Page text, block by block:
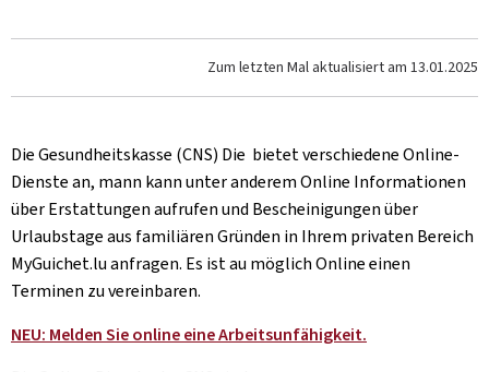
Zum letzten Mal aktualisiert am 13.01.2025
Die Gesundheitskasse (CNS) Die bietet verschiedene Online-
Dienste an, mann kann unter anderem Online Informationen
über Erstattungen aufrufen und Bescheinigungen über
Urlaubstage aus familiären Gründen in Ihrem privaten Bereich
MyGuichet.lu anfragen. Es ist au möglich Online einen
Terminen zu vereinbaren.
NEU: Melden Sie online eine Arbeitsunfähigkeit.